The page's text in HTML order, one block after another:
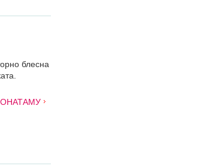
блесна